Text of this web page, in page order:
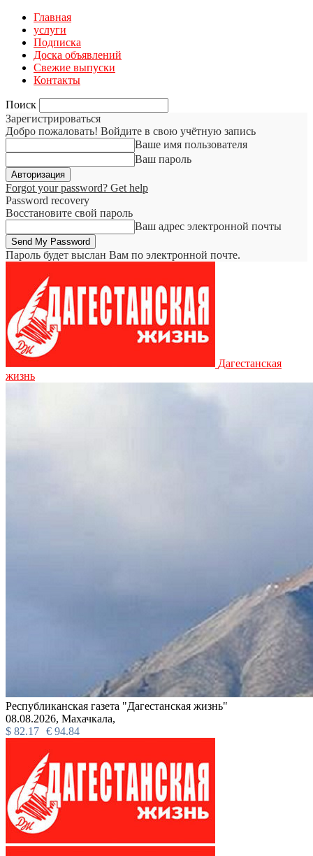
Главная
услуги
Подписка
Доска объявлений
Свежие выпуски
Контакты
Поиск
Зарегистрироваться
Добро пожаловать! Войдите в свою учётную запись
Ваше имя пользователя
Ваш пароль
Forgot your password? Get help
Password recovery
Восстановите свой пароль
Ваш адрес электронной почты
Пароль будет выслан Вам по электронной почте.
Дагестанская
жизнь
Республиканская газета "Дагестанская жизнь"
08.08.2026, Махачкала,
$ 82.17 € 94.84